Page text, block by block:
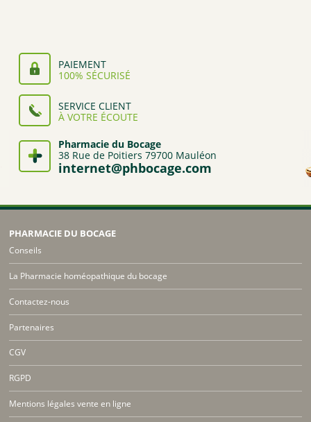
PAIEMENT
100% SÉCURISÉ
SERVICE CLIENT
À VOTRE ÉCOUTE
Pharmacie du Bocage
38 Rue de Poitiers 79700 Mauléon
internet@phbocage.com
PHARMACIE DU BOCAGE
Conseils
La Pharmacie homéopathique du bocage
Contactez-nous
Partenaires
CGV
RGPD
Mentions légales vente en ligne